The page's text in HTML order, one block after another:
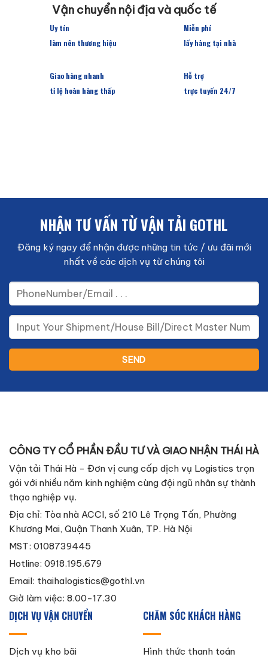
Vận chuyển nội địa và quốc tế
Uy tín
làm nên thương hiệu
Miễn phí
lấy hàng tại nhà
Giao hàng nhanh
tỉ lệ hoàn hàng thấp
Hỗ trợ
trực tuyến 24/7
NHẬN TƯ VẤN TỪ VẬN TẢI GOTHL
Đăng ký ngay để nhận được những tin tức / ưu đãi mới
nhất về các dịch vụ từ chúng tôi
CÔNG TY CỔ PHẦN ĐẦU TƯ VÀ GIAO NHẬN THÁI HÀ
Vận tải Thái Hà - Đơn vị cung cấp dịch vụ Logistics trọn
gói với nhiều năm kinh nghiệm cùng đội ngũ nhân sự thành
thạo nghiệp vụ.
Địa chỉ: Tòa nhà ACCI, số 210 Lê Trọng Tấn, Phường
Khương Mai, Quận Thanh Xuân, TP. Hà Nội
MST: 0108739445
Hotline: 0918.195.679
Email: thaihalogistics@gothl.vn
Giờ làm việc: 8.00-17.30
DỊCH VỤ VẬN CHUYỂN
Dịch vụ kho bãi
CHĂM SÓC KHÁCH HÀNG
Hình thức thanh toán